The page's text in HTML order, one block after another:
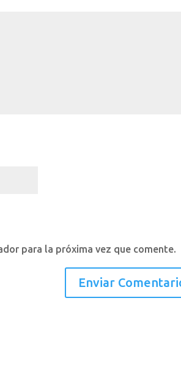
para la próxima vez que comente.